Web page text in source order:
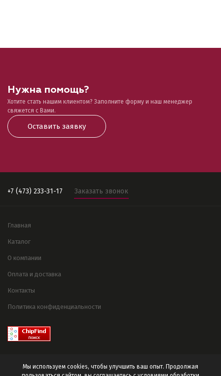
Нужна помощь?
Хотите стать нашим клиентом? Заполните форму и наш менеджер
свяжется с Вами.
Оставить заявку
Мы используем cookies, чтобы улучшить ваш опыт. Продолжая
+7 (473) 233-31-17 Заказать звонок
Главная
Каталог
О компании
Оплата и доставка
Контакты
Политика конфиденциальности